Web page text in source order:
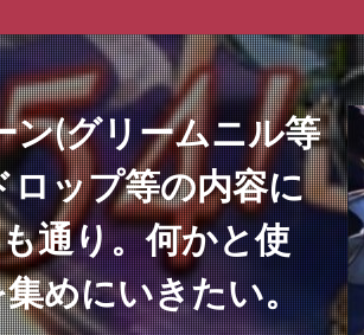
ン(グリームニル等
ロップ等の内容に
通り。何かと使
めにいきたい。